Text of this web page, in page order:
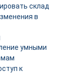
склад
в
умными
к